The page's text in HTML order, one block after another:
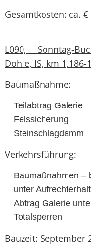
Gesamtkosten: ca. €
L090, Sonntag-
Dohle, IS, km 1,186-
Baumaßnahme:
Teilabtrag Galerie
Felssicherung
Steinschlagdamm
Verkehrsführung:
Baumaßnahmen –
unter
Abtrag Galerie
Totalsperren
Bauzeit: September